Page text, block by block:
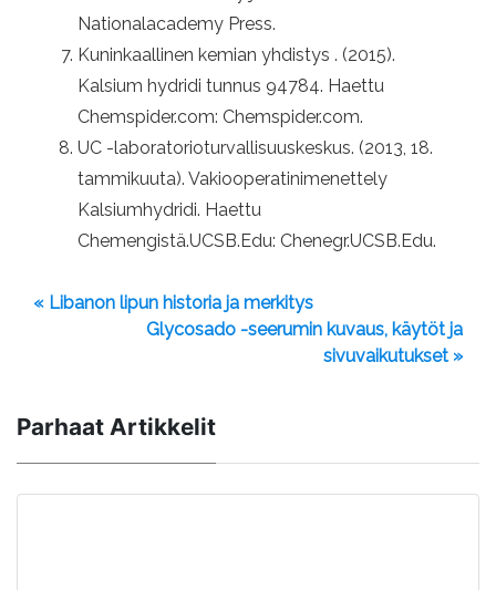
Nationalacademy Press.
Kuninkaallinen kemian yhdistys . (2015).
Kalsium hydridi tunnus 94784. Haettu
Chemspider.com: Chemspider.com.
UC -laboratorioturvallisuuskeskus. (2013, 18.
tammikuuta). Vakiooperatinimenettely
Kalsiumhydridi. Haettu
Chemengistä.UCSB.Edu: Chenegr.UCSB.Edu.
« Libanon lipun historia ja merkitys
Glycosado -seerumin kuvaus, käytöt ja
sivuvaikutukset »
Parhaat Artikkelit